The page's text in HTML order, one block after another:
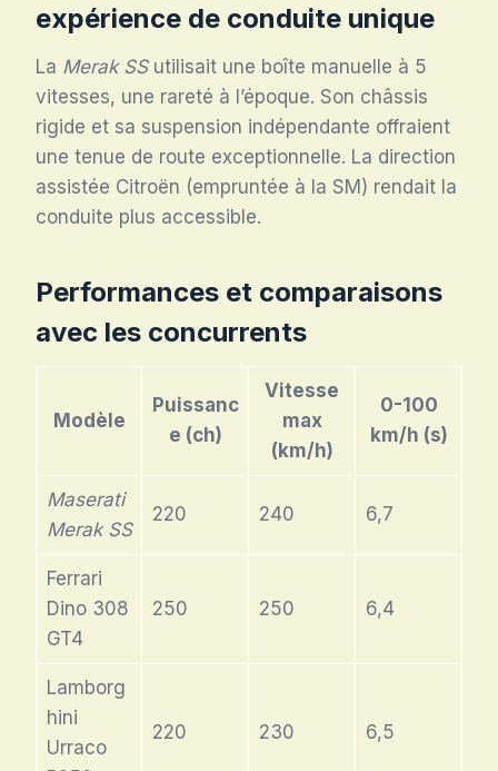
expérience de conduite unique
La Merak SSutilisait une boîte manuelle à 5
vitesses, une rareté à l’époque. Son châssis
rigide et sa suspension indépendante offraient
une tenue de route exceptionnelle. La direction
assistée Citroën (empruntée à la SM) rendait la
conduite plus accessible.
Performances et comparaisons
avec les concurrents
Modèle
Puissanc
e (ch)
Vitesse
max
(km/h)
0-100
km/h (s)
Maserati
Merak SS
220 240 6,7
Ferrari
Dino 308
GT4
250 250 6,4
Lamborg
hini
Urraco
220 230 6,5